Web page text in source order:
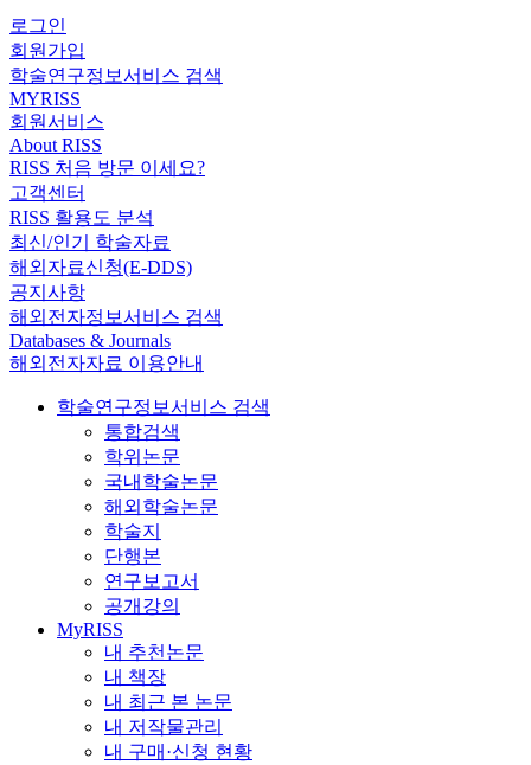
로그인
회원가입
학술연구정보서비스 검색
MYRISS
회원서비스
About RISS
RISS 처음 방문 이세요?
고객센터
RISS 활용도 분석
최신/인기 학술자료
해외자료신청(E-DDS)
공지사항
해외전자정보서비스 검색
Databases & Journals
해외전자자료 이용안내
학술연구정보서비스 검색
통합검색
학위논문
국내학술논문
해외학술논문
학술지
단행본
연구보고서
공개강의
MyRISS
내 추천논문
내 책장
내 최근 본 논문
내 저작물관리
내 구매·신청 현황